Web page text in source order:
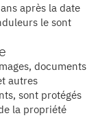
après la date
le sont
documents
autres
sont protégés
la propriété